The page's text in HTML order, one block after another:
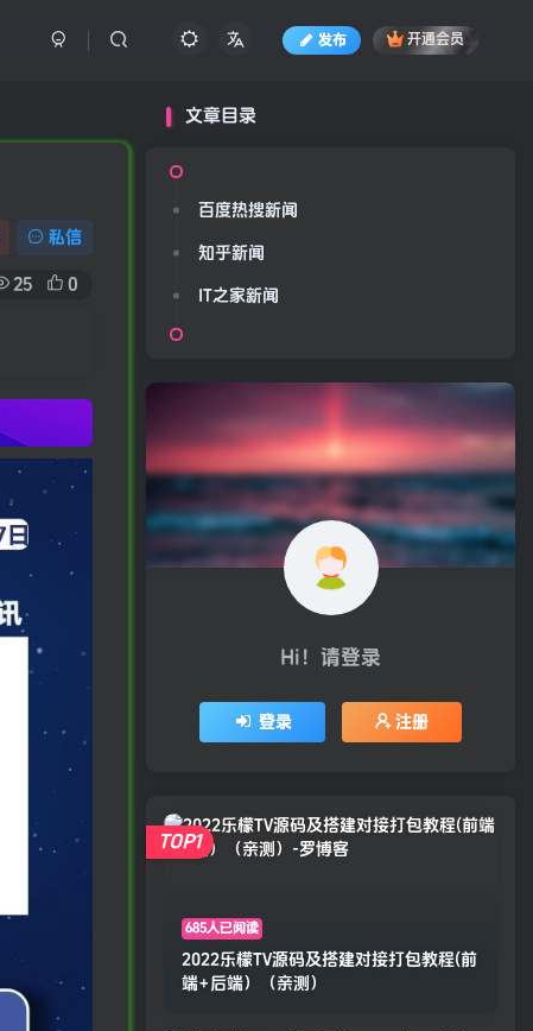
发布 开通会员
私信
25 0
文章目录
百度热搜新闻
知乎新闻
IT之家新闻
Hi！请登录
登录 注册
685人已阅读
2022乐檬TV源码及搭建对接打包教程(前
端+后端）（亲测）
TOP1